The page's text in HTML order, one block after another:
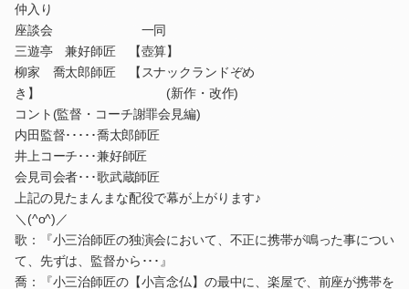
仲入り
座談会 一同
三遊亭 兼好師匠 【壺算】
柳家 喬太郎師匠 【スナックランドぞめ
き】 (新作・改作)
コント(監督・コーチ謝罪会見編)
内田監督･････喬太郎師匠
井上コーチ･･･兼好師匠
会見司会者･･･歌武蔵師匠
上記の見たまんまな配役で幕が上がります♪
＼(^o^)／
歌：『小三治師匠の独演会において、不正に携帯が鳴った事につい
て、先ずは、監督から･･･』
喬：『小三治師匠の【小言念仏】の最中に、楽屋で、前座が携帯を